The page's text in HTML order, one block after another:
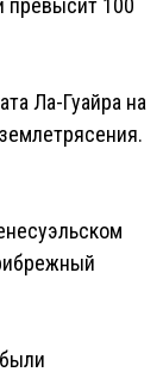
превысит 100
Ла-Гуайра на